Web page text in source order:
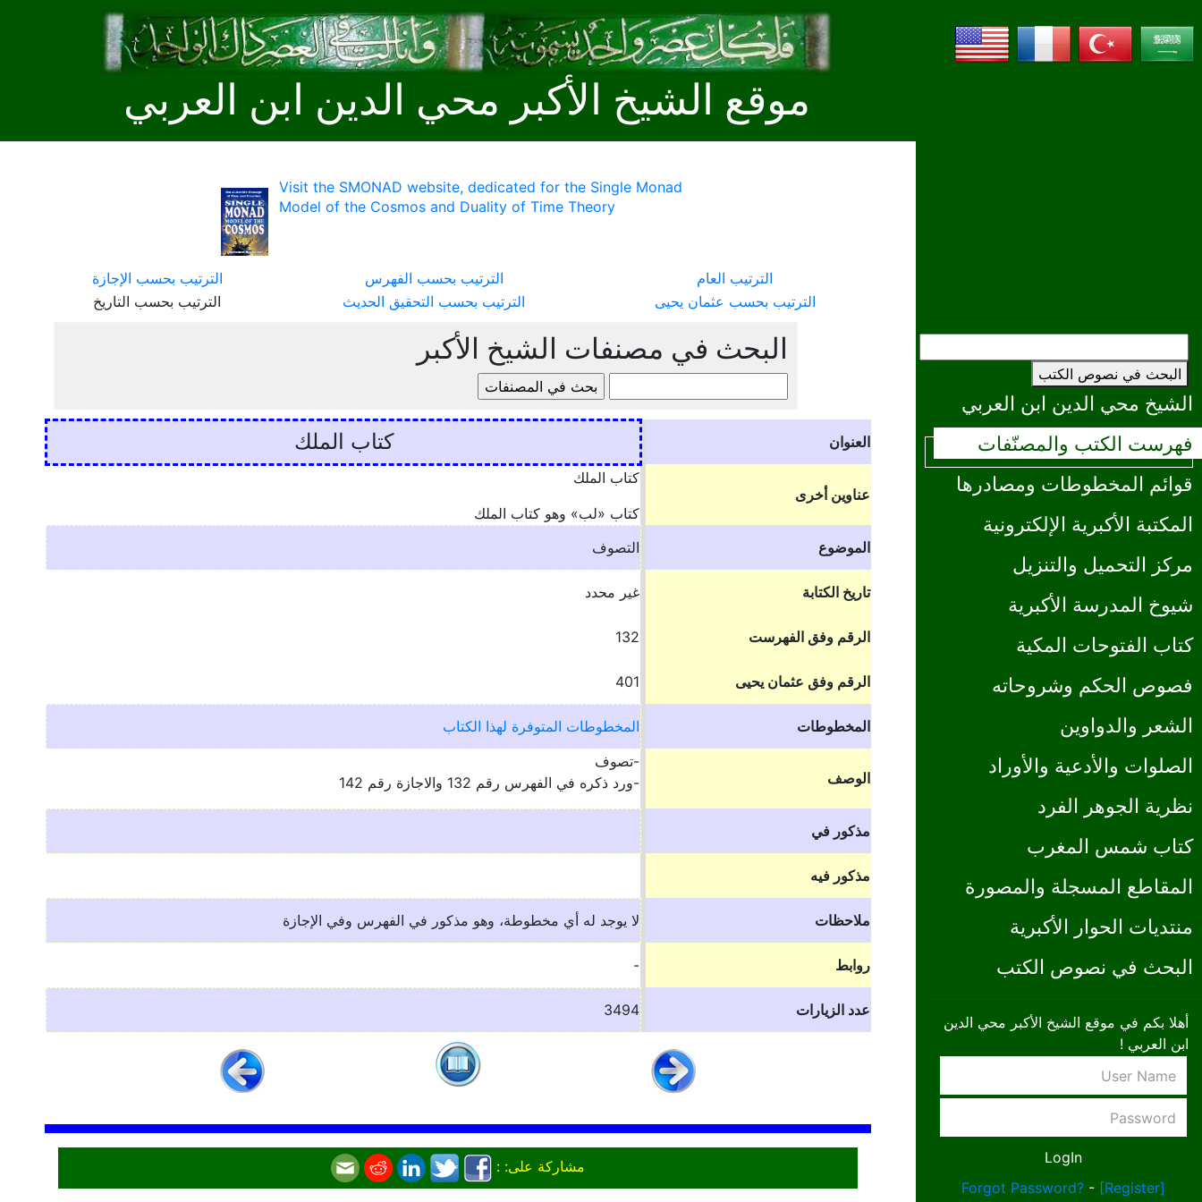
البحث في نصوص الكتب
الشيخ محي الدين ابن العربي
فهرست الكتب والمصنّفات
قوائم المخطوطات ومصادرها
المكتبة الأكبرية الإلكترونية
مركز التحميل والتنزيل
شيوخ المدرسة الأكبرية
كتاب الفتوحات المكية
فصوص الحكم وشروحاته
الشعر والدواوين
الصلوات والأدعية والأوراد
نظرية الجوهر الفرد
كتاب شمس المغرب
المقاطع المسجلة والمصورة
منتديات الحوار الأكبرية
البحث في نصوص الكتب
أهلا بكم في موقع الشيخ الأكبر محي الدين
ابن العربي !
Forgot Password? - [Register]
موقع الشيخ الأكبر محي الدين ابن العربي
Visit the SMONAD website, dedicated for the Single Monad
Model of the Cosmos and Duality of Time Theory
الترتيب العام الترتيب بحسب الفهرس
الترتيب بحسب الإجازة
الترتيب بحسب عثمان يحيى
الترتيب بحسب التحقيق الحديث الترتيب بحسب التاريخ
البحث في مصنفات الشيخ الأكبر
العنوان كتاب الملك
عناوين أخرى
كتاب الملك
كتاب «لب» وهو كتاب الملك
الموضوع
التصوف
تاريخ الكتابة غير محدد
الرقم وفق الفهرست 132
الرقم وفق عثمان يحيى 401
المخطوطات المخطوطات المتوفرة لهذا الكتاب
الوصف
-تصوف
-ورد ذكره في الفهرس رقم 132 والاجازة رقم 142
مذكور في
مذكور فيه
ملاحظات لا يوجد له أي مخطوطة، وهو مذكور في الفهرس وفي الإجازة
روابط -
عدد الزيارات 3494
مشاركة على: :